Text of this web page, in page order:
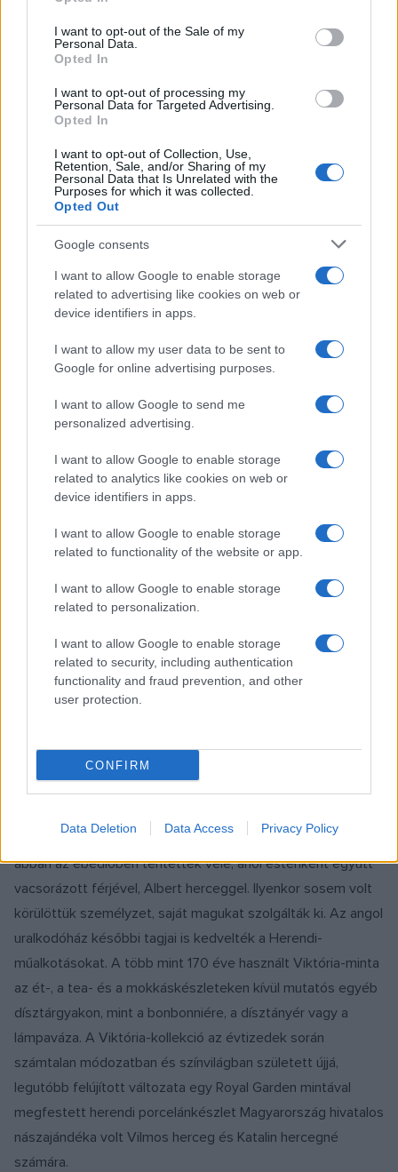
use your data for below specified purposes in below Google
consent section.
I want to opt-out of the Sale of my
Personal Data.
Opted In
I want to opt-out of processing my
Personal Data for Targeted Advertising.
Opted In
I want to opt-out of Collection, Use,
Retention, Sale, and/or Sharing of my
Personal Data that Is Unrelated with the
Purposes for which it was collected.
Opted Out
Google consents
I want to allow Google to enable storage
related to advertising like cookies on web or
device identifiers in apps.
I want to allow my user data to be sent to
Google for online advertising purposes.
I want to allow Google to send me
personalized advertising.
I want to allow Google to enable storage
related to analytics like cookies on web or
device identifiers in apps.
I want to allow Google to enable storage
related to functionality of the website or app.
I want to allow Google to enable storage
related to personalization.
I want to allow Google to enable storage
related to security, including authentication
functionality and fraud prevention, and other
user protection.
CONFIRM
Data Deletion Data Access Privacy Policy
amelyeket a britek már több mint 170 éve csodálnak” –
zárta gondolatait az elnök.
Királyi hétköznapok kiállítás a Magyar Nemzeti Múzeumban.
A Nemzeti Múzeum időszaki tárlatán
látható Viktória-minta keletkezése szinte
egyidős a herendi porcelán készítésével.
A kínai hatás alatt született, stilizált lepkékből és virágzó
ágakból álló minta azt a szín- és dekorációgazdagságot
reprezentálja, amely kezdettől fogva jellemzi a
porcelánmanufaktúra festészeti stílusát. Leghangsúlyosabb
eleme a Kínából származó bazsarózsa, amely Európába
kerülve a korai porcelánok egyik legkedveltebb motívumává
vált. Az egyéni arculat kialakításának lehetőségét a lepkék
magyar benyomást kelt, felidézve a magyar erdők, mezők, a
Viktória nagy becsben tartotta a herendi étkészletet, csak
abban az ebédlőben terítettek vele, ahol esténként együtt
vacsorázott férjével, Albert herceggel. Ilyenkor sosem volt
körülöttük személyzet, saját magukat szolgálták ki. Az angol
uralkodóház későbbi tagjai is kedvelték a Herendi-
műalkotásokat. A több mint 170 éve használt Viktória-minta
az ét-, a tea- és a mokkáskészleteken kívül mutatós egyéb
dísztárgyakon, mint a bonbonniére, a dísztányér vagy a
lámpaváza. A Viktória-kollekció az évtizedek során
számtalan módozatban és színvilágban született újjá,
legutóbb felújított változata egy Royal Garden mintával
megfestett herendi porcelánkészlet Magyarország hivatalos
nászajándéka volt Vilmos herceg és Katalin hercegné
számára.